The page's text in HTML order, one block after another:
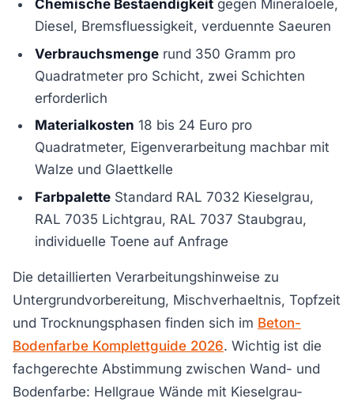
Chemische Bestaendigkeit gegen Mineraloele,
Diesel, Bremsfluessigkeit, verduennte Saeuren
Verbrauchsmenge rund 350 Gramm pro
Quadratmeter pro Schicht, zwei Schichten
erforderlich
Materialkosten 18 bis 24 Euro pro
Quadratmeter, Eigenverarbeitung machbar mit
Walze und Glaettkelle
Farbpalette Standard RAL 7032 Kieselgrau,
RAL 7035 Lichtgrau, RAL 7037 Staubgrau,
individuelle Toene auf Anfrage
Die detaillierten Verarbeitungshinweise zu
Untergrundvorbereitung, Mischverhaeltnis, Topfzeit
und Trocknungsphasen finden sich im Beton-
Bodenfarbe Komplettguide 2026. Wichtig ist die
fachgerechte Abstimmung zwischen Wand- und
Bodenfarbe: Hellgraue Wände mit Kieselgrau-